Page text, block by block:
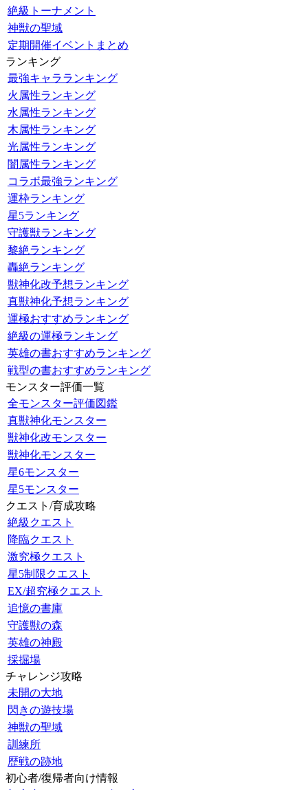
絶級トーナメント
神獣の聖域
定期開催イベントまとめ
ランキング
最強キャラランキング
火属性ランキング
水属性ランキング
木属性ランキング
光属性ランキング
闇属性ランキング
コラボ最強ランキング
運枠ランキング
星5ランキング
守護獣ランキング
黎絶ランキング
轟絶ランキング
獣神化改予想ランキング
真獣神化予想ランキング
運極おすすめランキング
絶級の運極ランキング
英雄の書おすすめランキング
戦型の書おすすめランキング
モンスター評価一覧
全モンスター評価図鑑
真獣神化モンスター
獣神化改モンスター
獣神化モンスター
星6モンスター
星5モンスター
クエスト/育成攻略
絶級クエスト
降臨クエスト
激究極クエスト
星5制限クエスト
EX/超究極クエスト
追憶の書庫
守護獣の森
英雄の神殿
採掘場
チャレンジ攻略
未開の大地
閃きの遊技場
神獣の聖域
訓練所
歴戦の跡地
初心者/復帰者向け情報